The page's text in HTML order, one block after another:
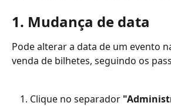
1. Mudança de data
Pode alterar a data de um evento
venda de bilhetes, seguindo os
Clique no separador